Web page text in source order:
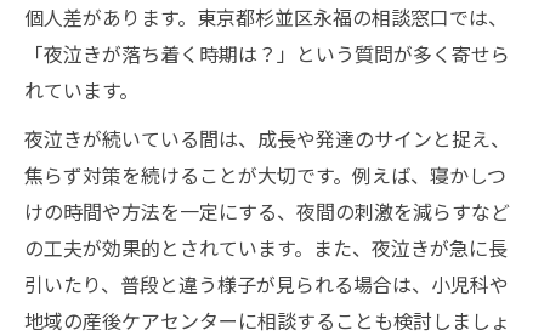
個人差があります。東京都杉並区永福の相談窓口では、
「夜泣きが落ち着く時期は？」という質問が多く寄せら
れています。
夜泣きが続いている間は、成長や発達のサインと捉え、
焦らず対策を続けることが大切です。例えば、寝かしつ
けの時間や方法を一定にする、夜間の刺激を減らすなど
の工夫が効果的とされています。また、夜泣きが急に長
引いたり、普段と違う様子が見られる場合は、小児科や
地域の産後ケアセンターに相談することも検討しましょ